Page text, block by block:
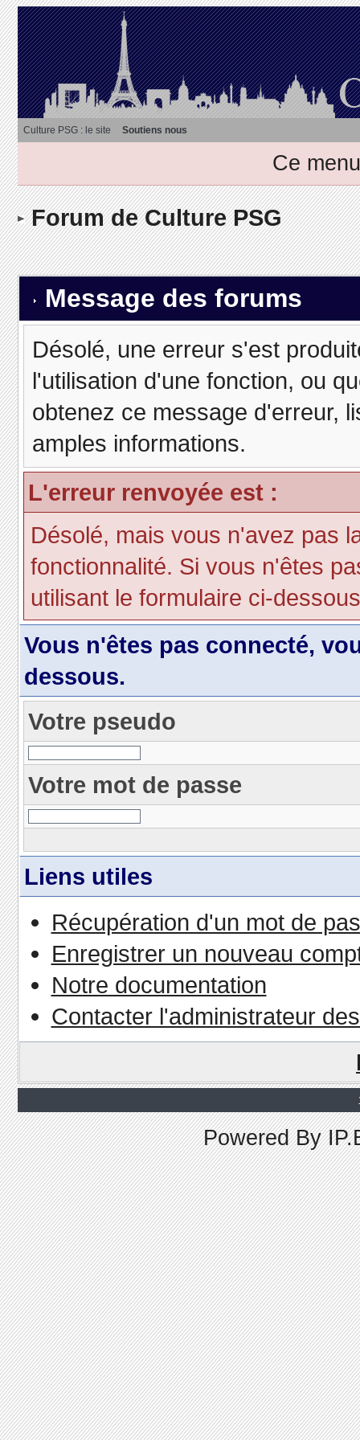
Culture PSG : le site Soutiens nous
Ce
Forum de Culture PSG
Message des forums
Désolé, une erreur s'est
l'utilisation d'une fonction, ou
obtenez ce message d'erreur,
amples informations.
L'erreur renvoyée est :
Désolé, mais vous n'avez pas
fonctionnalité. Si vous n'êtes
utilisant le formulaire ci-
Vous n'êtes pas connecté,
dessous.
Votre pseudo
Votre mot de passe
Liens utiles
Récupération d'un mot de
Enregistrer un nouveau
Notre documentation
Contacter l'administrateur
Powered By